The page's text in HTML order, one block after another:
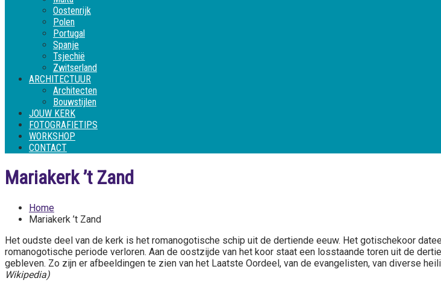
Oostenrijk
Polen
Portugal
Spanje
Tsjechië
Zwitserland
ARCHITECTUUR
Architecten
Bouwstijlen
JOUW KERK
FOTOGRAFIETIPS
WORKSHOP
CONTACT
Mariakerk ’t Zand
Home
Mariakerk ’t Zand
Het oudste deel van de kerk is het romanogotische schip uit de dertiende eeuw. Het gotischekoor
romanogotische periode verloren. Aan de oostzijde van het koor staat een losstaande toren uit de
gebleven. Zo zijn er afbeeldingen te zien van het Laatste Oordeel, van de evangelisten, van diverse
Wikipedia)